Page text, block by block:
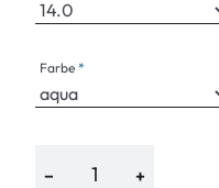
Farbe
− +